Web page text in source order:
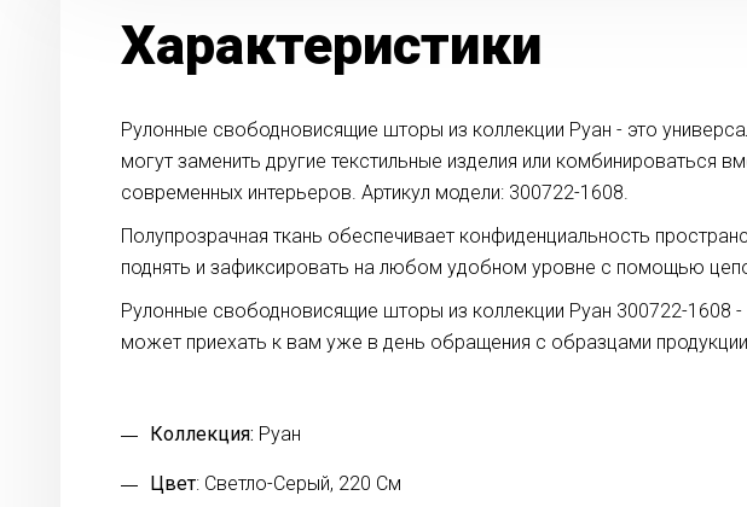
Характеристики
Рулонные свободновисящие шторы из коллекции Руан - это
могут заменить другие текстильные изделия или комбинироваться
современных интерьеров. Артикул модели: 300722-1608.
Полупрозрачная ткань обеспечивает конфиденциальность
поднять и зафиксировать на любом удобном уровне с помощью
Рулонные свободновисящие шторы из коллекции Руан 300722-
может приехать к вам уже в день обращения с образцами
Коллекция: Руан
Цвет: Светло-Серый, 220 См